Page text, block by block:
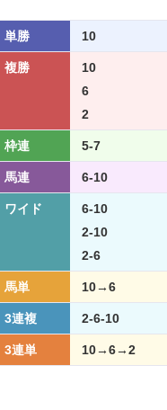
単勝 10
複勝 10
6
2
枠連 5-7
馬連 6-10
ワイド 6-10
2-10
2-6
馬単 10→6
3連複 2-6-10
3連単 10→6→2